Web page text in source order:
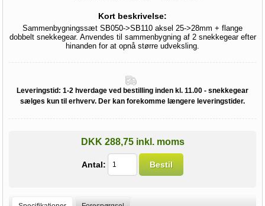
Kort beskrivelse:
Sammenbygningssæt SB050->SB110 aksel 25->28mm + flange
dobbelt snekkegear. Anvendes til sammenbygning af 2 snekkegear efter
hinanden for at opnå større udveksling.
Leveringstid: 1-2 hverdage ved bestilling inden kl. 11.00 - snekkegear
sælges kun til erhverv. Der kan forekomme længere leveringstider.
DKK 288,75 inkl. moms
Antal: Bestil